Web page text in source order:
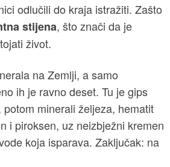
odlučili do kraja istražiti. Zašto
stijena, što znači da je
život.
na Zemlji, a samo
ih je ravno deset. Tu je gips
potom minerali željeza, hematit
i piroksen, uz neizbježni kremen
koja isparava. Zaključak: na